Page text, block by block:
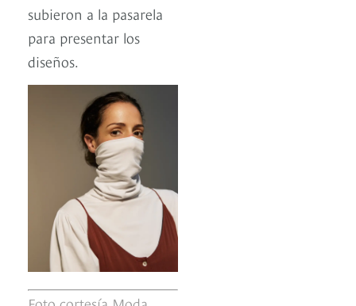
subieron a la pasarela
para presentar los
diseños.